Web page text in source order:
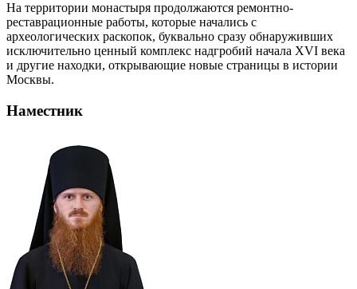
На территории монастыря продолжаются ремонтно-
реставрационные работы, которые начались с
археологических раскопок, буквально сразу обнаруживших
исключительно ценный комплекс надгробий начала XVI века
и другие находки, открывающие новые страницы в истории
Москвы.
Наместник